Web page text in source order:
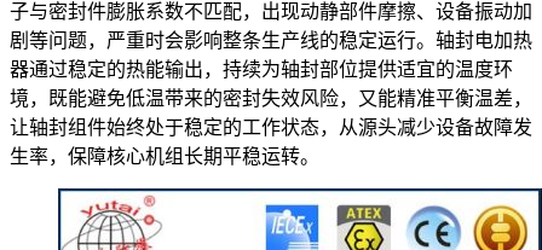
子与密封件膨胀系数不匹配，出现动静部件摩擦、设备振动加
剧等问题，严重时会影响整条生产线的稳定运行。轴封电加热
器通过稳定的热能输出，持续为轴封部位提供适宜的温度环
境，既能避免低温带来的密封失效风险，又能精准平衡温差，
让轴封组件始终处于稳定的工作状态，从源头减少设备故障发
生率，保障核心机组长期平稳运转。